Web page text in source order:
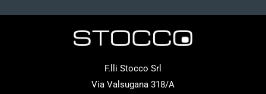
F.lli Stocco Srl
Via Valsugana 318/A